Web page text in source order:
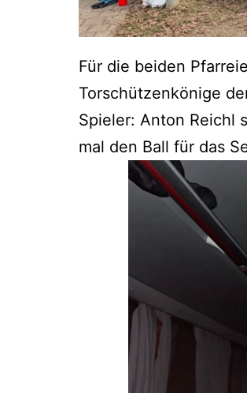
Für die beiden
Torschützenkönige
Spieler: Anton Reichl
mal den Ball für das